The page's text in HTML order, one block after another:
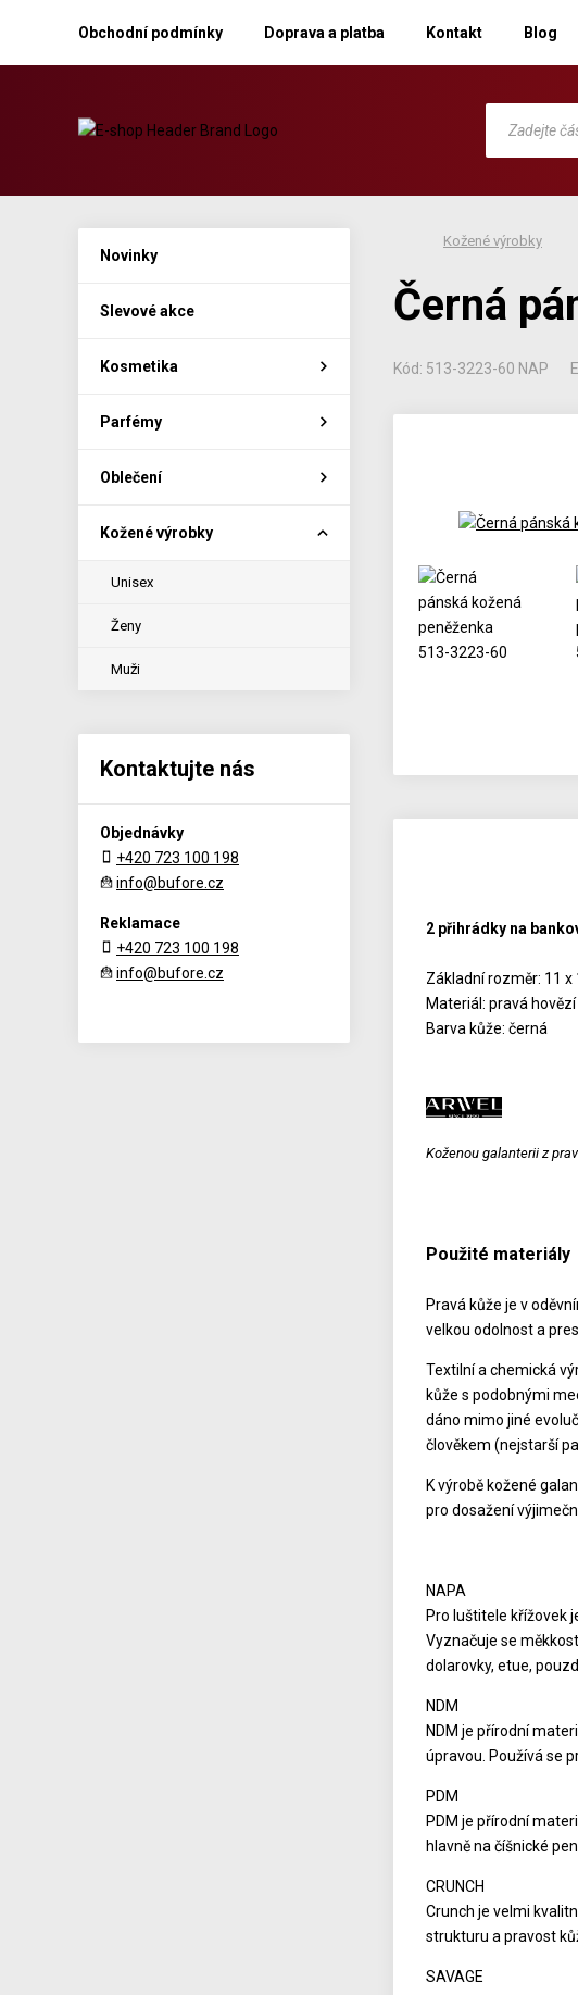
Obchodní podmínky Doprava a platba Kontakt Blog
Kožené výrobky
Černá
Kód: 513-3223-60 NAP
2 přihrádky na
Základní rozměr: 11 x
Materiál: pravá
Barva kůže: černá
Koženou galanterii z
Použité materiály
Pravá kůže je v
velkou odolnost a
Textilní a chemická
kůže s podobnými
dáno mimo jiné
člověkem (nejstarší
K výrobě kožené
pro dosažení
NAPA
Pro luštitele křížovek
Vyznačuje se
dolarovky, etue,
NDM
NDM je přírodní
úpravou. Používá se
PDM
PDM je přírodní
hlavně na číšnické
CRUNCH
Crunch je velmi
strukturu a pravost
SAVAGE
Novinky
Slevové akce
Kosmetika
Parfémy
Oblečení
Kožené výrobky
Unisex
Ženy
Muži
Kontaktujte nás
Objednávky
+420 723 100 198
info@bufore.cz
Reklamace
+420 723 100 198
info@bufore.cz